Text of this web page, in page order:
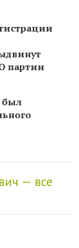
партии
был
— все